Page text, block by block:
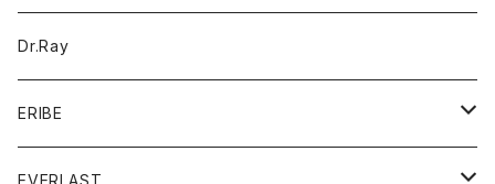
ジャケット
バッグ
キッズ
シャツ
Tシャツ
グッズ
帽子
トップス
Dr.Ray
ERIBE
ニット
EVERLAST